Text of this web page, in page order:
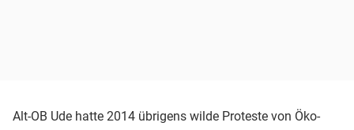
Alt-OB Ude hatte 2014 übrigens wilde Proteste von Öko-